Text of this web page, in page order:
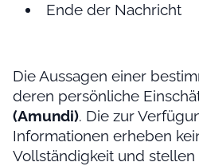
Ende der Nachricht
Die Aussagen einer
deren persönliche
(Amundi). Die zur
Informationen erheben
Vollständigkeit und